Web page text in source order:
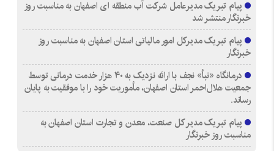
پیام تبریک مدیرعامل شرکت آب منطقه ای اصفهان به مناسبت روز
خبرنگار منتشر شد
پیام تبریک مدیرکل امور مالیاتی استان اصفهان به مناسبت روز
خبرنگار
درمانگاه «نبأ» نجف با ارائه نزدیک به ۴۰ هزار خدمت درمانی توسط
جمعیت هلال‌احمر استان اصفهان، مأموریت خود را با موفقیت به پایان
رساند.
پیام تبریک مدیر کل صنعت، معدن و تجارت استان اصفهان به
مناسبت روز خبرنگار